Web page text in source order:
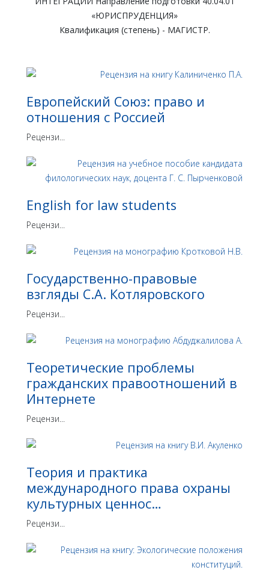
«ЮРИСПРУДЕНЦИЯ»
Квалификация (степень) - МАГИСТР.
Европейский Союз: право и
отношения с Россией
Рецензи...
English for law students
Рецензи...
Государственно-правовые
взгляды С.А. Котляровского
Рецензи...
Теоретические проблемы
гражданских правоотношений в
Интернете
Рецензи...
Теория и практика
международного права охраны
культурных ценнос…
Рецензи...